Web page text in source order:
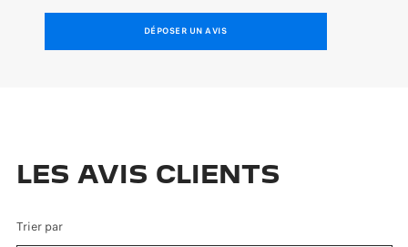
DÉPOSER UN AVIS
LES AVIS CLIENTS
Trier par